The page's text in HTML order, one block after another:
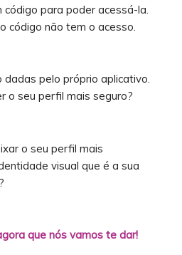
para poder acessá-la.
código não tem o acesso.
pelo próprio aplicativo.
o seu perfil mais seguro?
o seu perfil mais
visual que é a sua
que nós vamos te dar!